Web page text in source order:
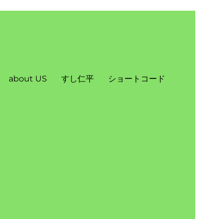
about US すし仁平 ショートコード